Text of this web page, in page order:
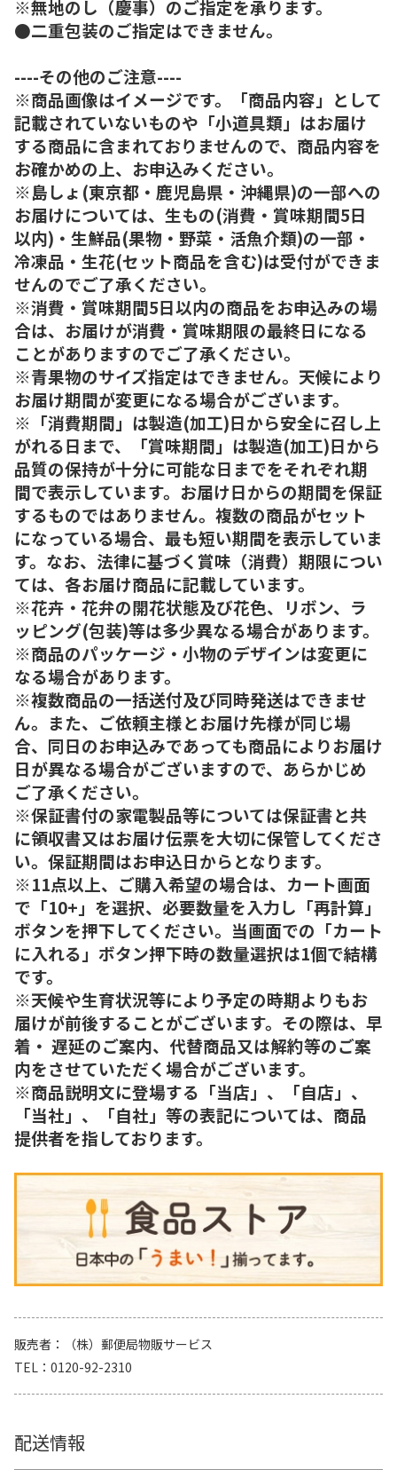
※無地のし（慶事）のご指定を承ります。
●二重包装のご指定はできません。
----その他のご注意----
※商品画像はイメージです。「商品内容」として
記載されていないものや「小道具類」はお届け
する商品に含まれておりませんので、商品内容を
お確かめの上、お申込みください。
※島しょ(東京都・鹿児島県・沖縄県)の一部への
お届けについては、生もの(消費・賞味期間5日
以内)・生鮮品(果物・野菜・活魚介類)の一部・
冷凍品・生花(セット商品を含む)は受付ができま
せんのでご了承ください。
※消費・賞味期間5日以内の商品をお申込みの場
合は、お届けが消費・賞味期限の最終日になる
ことがありますのでご了承ください。
※青果物のサイズ指定はできません。天候により
お届け期間が変更になる場合がございます。
※「消費期間」は製造(加工)日から安全に召し上
がれる日まで、「賞味期間」は製造(加工)日から
品質の保持が十分に可能な日までをそれぞれ期
間で表示しています。お届け日からの期間を保証
するものではありません。複数の商品がセット
になっている場合、最も短い期間を表示していま
す。なお、法律に基づく賞味（消費）期限につい
ては、各お届け商品に記載しています。
※花卉・花弁の開花状態及び花色、リボン、ラ
ッピング(包装)等は多少異なる場合があります。
※商品のパッケージ・小物のデザインは変更に
なる場合があります。
※複数商品の一括送付及び同時発送はできませ
ん。また、ご依頼主様とお届け先様が同じ場
合、同日のお申込みであっても商品によりお届け
日が異なる場合がございますので、あらかじめ
ご了承ください。
※保証書付の家電製品等については保証書と共
に領収書又はお届け伝票を大切に保管してくださ
い。保証期間はお申込日からとなります。
※11点以上、ご購入希望の場合は、カート画面
で「10+」を選択、必要数量を入力し「再計算」
ボタンを押下してください。当画面での「カート
に入れる」ボタン押下時の数量選択は1個で結構
です。
※天候や生育状況等により予定の時期よりもお
届けが前後することがございます。その際は、早
着・ 遅延のご案内、代替商品又は解約等のご案
内をさせていただく場合がございます。
※商品説明文に登場する「当店」、「自店」、
「当社」、「自社」等の表記については、商品
提供者を指しております。
販売者
（株）郵便局物販サービス
TEL
0120-92-2310
配送情報